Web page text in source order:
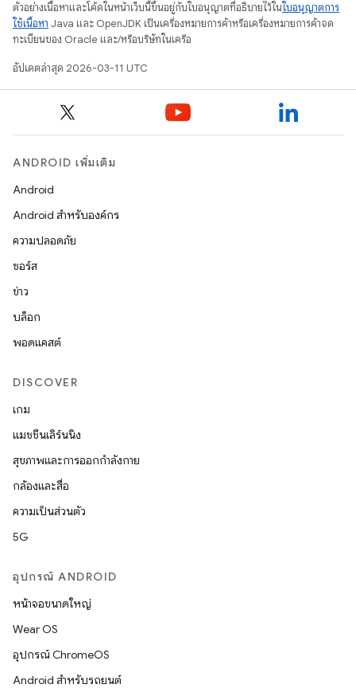
ตัวอย่างเนื้อหาและโค้ดในหน้าเว็บนี้ขึ้นอยู่กับใบอนุญาตที่อธิบายไว้ในใบอนุญาตการ
ใช้เนื้อหา Java และ OpenJDK เป็นเครื่องหมายการค้าหรือเครื่องหมายการค้าจด
ทะเบียนของ Oracle และ/หรือบริษัทในเครือ
อัปเดตล่าสุด 2026-03-11 UTC
ANDROID เพิ่มเติม
Android
Android สำหรับองค์กร
ความปลอดภัย
ซอร์ส
ข่าว
บล็อก
พอดแคสต์
DISCOVER
เกม
แมชชีนเลิร์นนิง
สุขภาพและการออกกำลังกาย
กล้องและสื่อ
ความเป็นส่วนตัว
5G
อุปกรณ์ ANDROID
หน้าจอขนาดใหญ่
Wear OS
อุปกรณ์ ChromeOS
Android สำหรับรถยนต์